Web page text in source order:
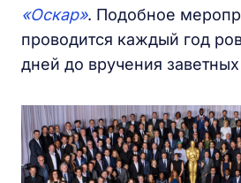
«Оскар». Подобное
проводится каждый год
дней до вручения заветных